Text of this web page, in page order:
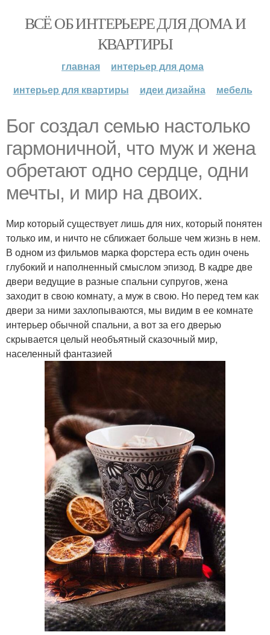
ВСЁ ОБ ИНТЕРЬЕРЕ ДЛЯ ДОМА И
КВАРТИРЫ
главная
интерьер для дома
интерьер для квартиры
идеи дизайна мебель
Бог создал семью настолько
гармоничной, что муж и жена
обретают одно сердце, одни
мечты, и мир на двоих.
Мир который существует лишь для них, который понятен
только им, и ничто не сближает больше чем жизнь в нем.
В одном из фильмов марка форстера есть один очень
глубокий и наполненный смыслом эпизод. В кадре две
двери ведущие в разные спальни супругов, жена
заходит в свою комнату, а муж в свою. Но перед тем как
двери за ними захлопываются, мы видим в ее комнате
интерьер обычной спальни, а вот за его дверью
скрывается целый необъятный сказочный мир,
населенный фантазией